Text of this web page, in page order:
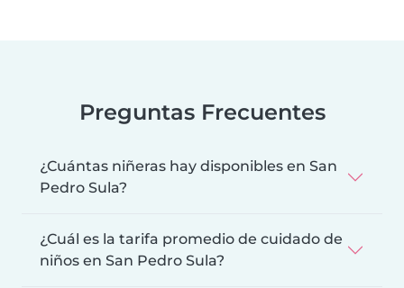
Preguntas Frecuentes
¿Cuántas niñeras hay disponibles en San
Pedro Sula?
¿Cuál es la tarifa promedio de cuidado de
niños en San Pedro Sula?